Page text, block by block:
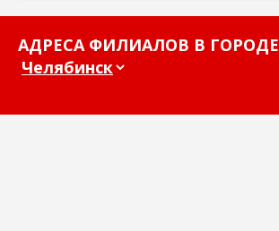
АДРЕСА ФИЛИАЛОВ В ГОРОДЕ